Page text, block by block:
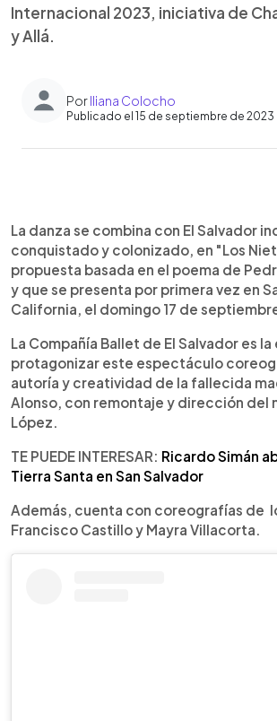
Internacional 2023, iniciativa de
y Allá.
PorIliana Colocho
Publicado el 15 de septiembre de 2023
Escuchar artículo
La danza se combina con El Salvador
conquistado y colonizado, en "Los
propuesta basada en el poema de
y que se presenta por primera vez en
California, el domingo 17 de
La Compañía Ballet de El Salvador es
protagonizar este espectáculo
autoría y creatividad de la fallecida
Alonso, con remontaje y dirección del
López.
TE PUEDE INTERESAR: Ricardo Simán
Tierra Santa en San Salvador
Además, cuenta con coreografías de
Francisco Castillo y Mayra Villacorta.